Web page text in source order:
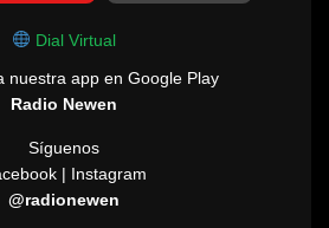
Dial Virtual
nuestra app en Google Play
Radio Newen
Síguenos
| Instagram
@radionewen